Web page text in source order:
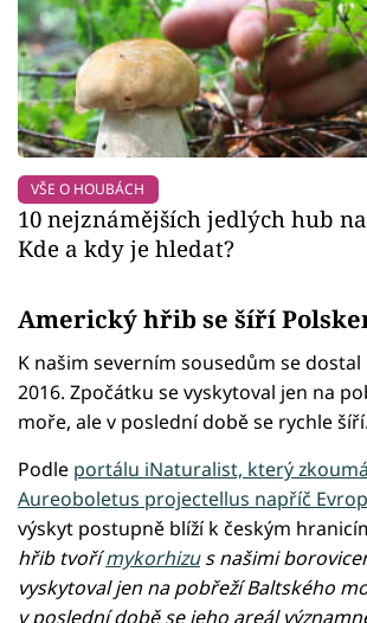
VŠE O HOUBÁCH
10 nejznámějších jedlých hub
Kde a kdy je hledat?
Americký hřib se šíří
K našim severním sousedům se
2016. Zpočátku se vyskytoval jen na
moře, ale v poslední době se rychle šíří.
Podle portálu iNaturalist, který
Aureoboletus projectellus napříč
výskyt postupně blíží k českým
hřib tvořímykorhizus našimi
vyskytoval jen na pobřeží Baltského
v poslední době se jeho areál